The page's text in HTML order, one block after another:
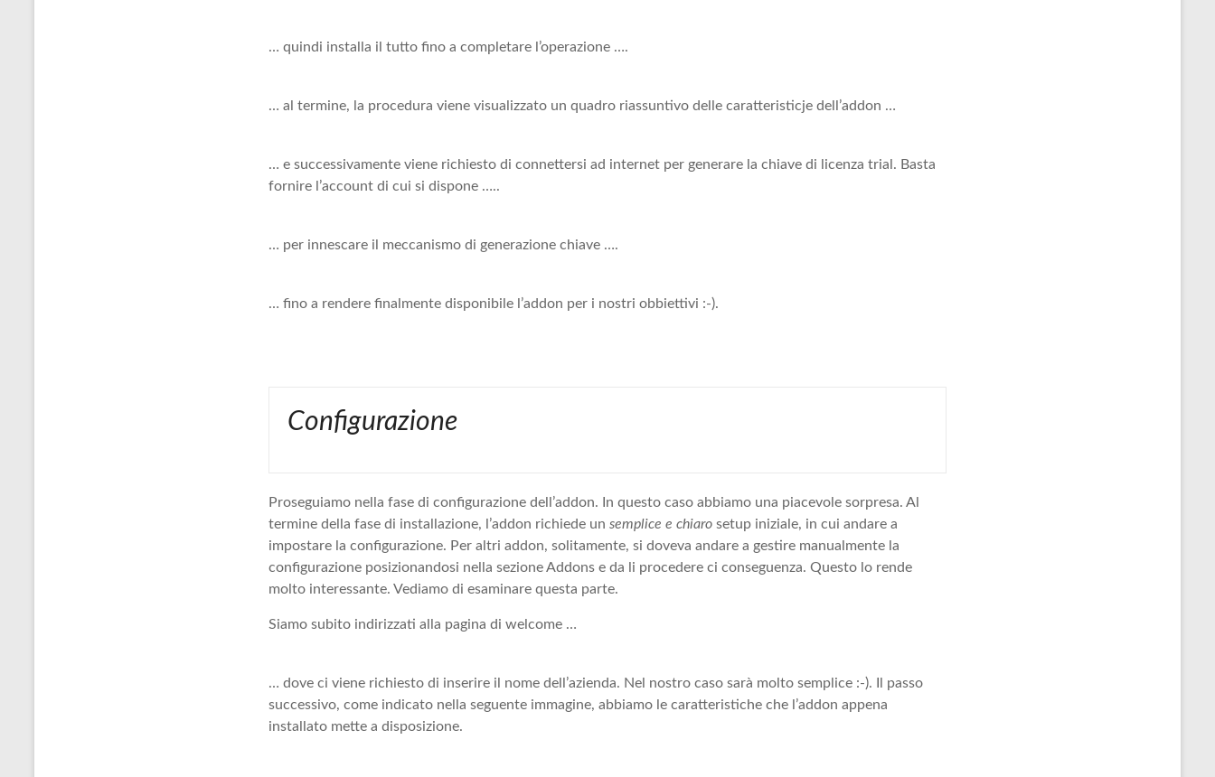
… quindi installa il tutto fino a completare l’operazione ….
… al termine, la procedura viene visualizzato un quadro riassuntivo delle caratteristicje dell’addon …
… e successivamente viene richiesto di connettersi ad internet per generare la chiave di licenza trial. Basta
fornire l’account di cui si dispone …..
… per innescare il meccanismo di generazione chiave ….
… fino a rendere finalmente disponibile l’addon per i nostri obbiettivi :-).
Configurazione
Proseguiamo nella fase di configurazione dell’addon. In questo caso abbiamo una piacevole sorpresa. Al
termine della fase di installazione, l’addon richiede un semplice e chiaro setup iniziale, in cui andare a
impostare la configurazione. Per altri addon, solitamente, si doveva andare a gestire manualmente la
configurazione posizionandosi nella sezione Addons e da li procedere ci conseguenza. Questo lo rende
molto interessante. Vediamo di esaminare questa parte.
Siamo subito indirizzati alla pagina di welcome …
… dove ci viene richiesto di inserire il nome dell’azienda. Nel nostro caso sarà molto semplice :-). Il passo
successivo, come indicato nella seguente immagine, abbiamo le caratteristiche che l’addon appena
installato mette a disposizione.